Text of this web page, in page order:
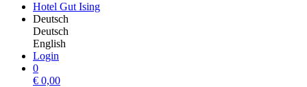
Hotel Gut Ising
Deutsch
Deutsch
English
Login
0
€ 0,00